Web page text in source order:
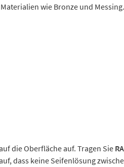
wie Bronze und
die Oberfläche auf. Tragen Sie
dass keine Seifenlösung